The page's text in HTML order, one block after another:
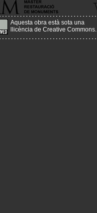
Aquesta obra està sota una
llicència de Creative Commons.